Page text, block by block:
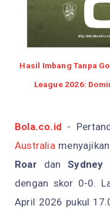
Hasil Imbang Tanpa
League 2026:
Bola.co.id -
Australia
Roar danSydney
dengan skor 0-0.
April 2026 pukul